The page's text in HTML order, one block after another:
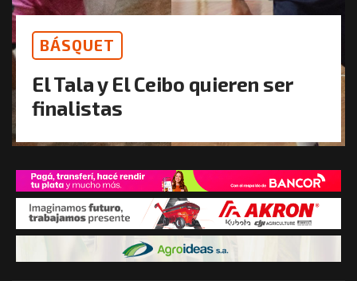
BÁSQUET
El Tala y El Ceibo quieren ser
finalistas